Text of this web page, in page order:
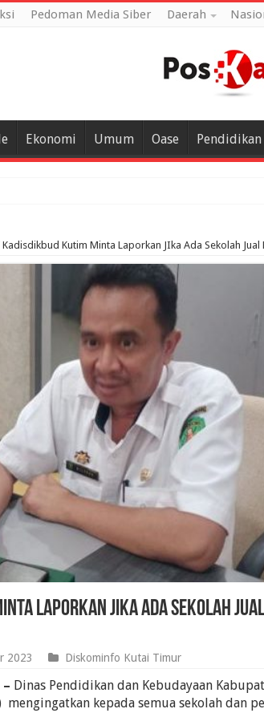
Pedoman Media Siber Daerah
Ekonomi Umum Oase Pendidikan
Kadisdikbud Kutim Minta Laporkan JIka Ada Sekolah Jual
Laporkan JIka Ada Sekolah
2023 Diskominfo Kutai Timur
Dinas Pendidikan dan Kebudayaan
kepada semua sekolah dan